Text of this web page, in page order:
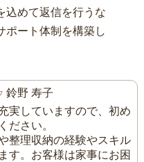
込めて返信を行うな
ポート体制を構築し
鈴野 寿子
実していますので、初め
ださい。
整理収納の経験やスキル
す。お客様は家事にお困